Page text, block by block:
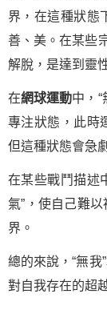
界，在這種狀態
善、美。在某些
解脫，是達到靈
在網球運動中，
專注狀態，此時
但這種狀態會急
在某些戰鬥描述
氣”，使自己難
界。
總的來說，“無
對自我存在的超